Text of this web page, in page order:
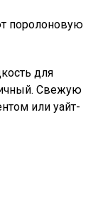
поролоновую
для
Свежую
или уайт-